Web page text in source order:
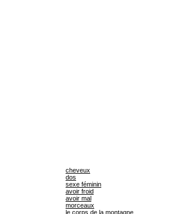
cheveux
dos
sexe féminin
avoir froid
avoir mal
morceaux
le corps de la montagne